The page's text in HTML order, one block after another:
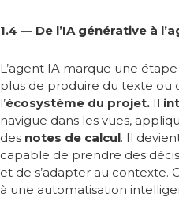
1.4 — De l’IA générative à
L’agent IA marque une
plus de produire du texte ou
l’écosystème du projet. Il
navigue dans les vues,
des notes de calcul. Il
capable de prendre des
et de s’adapter au contexte.
à une automatisation